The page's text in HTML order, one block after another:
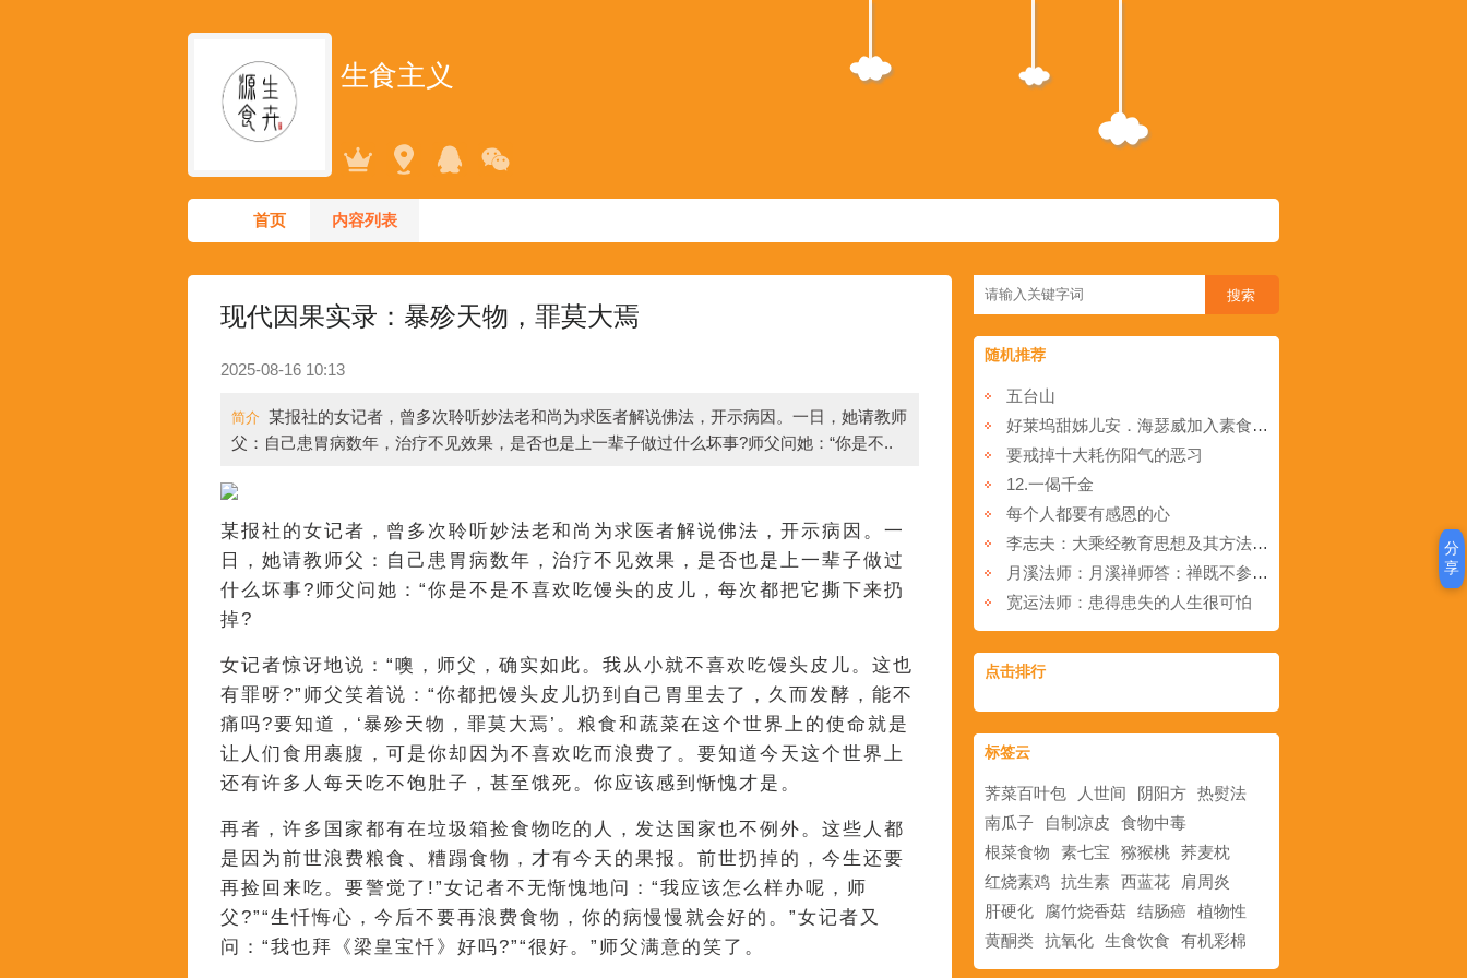
生食主义
首页 内容列表
现代因果实录：暴殄天物，罪莫大焉
2025-08-16 10:13
简介 某报社的女记者，曾多次聆听妙法老和尚为求医者解说佛法，开示病因。一日，她请教师
父：自己患胃病数年，治疗不见效果，是否也是上一辈子做过什么坏事?师父问她：“你是不..
某报社的女记者，曾多次聆听妙法老和尚为求医者解说佛法，开示病因。一
日，她请教师父：自己患胃病数年，治疗不见效果，是否也是上一辈子做过
什么坏事?师父问她：“你是不是不喜欢吃馒头的皮儿，每次都把它撕下来扔
掉?
女记者惊讶地说：“噢，师父，确实如此。我从小就不喜欢吃馒头皮儿。这也
有罪呀?”师父笑着说：“你都把馒头皮儿扔到自己胃里去了，久而发酵，能不
痛吗?要知道，‘暴殄天物，罪莫大焉’。粮食和蔬菜在这个世界上的使命就是
让人们食用裹腹，可是你却因为不喜欢吃而浪费了。要知道今天这个世界上
还有许多人每天吃不饱肚子，甚至饿死。你应该感到惭愧才是。
再者，许多国家都有在垃圾箱捡食物吃的人，发达国家也不例外。这些人都
是因为前世浪费粮食、糟蹋食物，才有今天的果报。前世扔掉的，今生还要
再捡回来吃。要警觉了!”女记者不无惭愧地问：“我应该怎么样办呢，师
父?”“生忏悔心，今后不要再浪费食物，你的病慢慢就会好的。”女记者又
问：“我也拜《梁皇宝忏》好吗?”“很好。”师父满意的笑了。
随机推荐
五台山
好莱坞甜姊儿安．海瑟威加入素食行列
要戒掉十大耗伤阳气的恶习
12.一偈千金
每个人都要有感恩的心
李志夫：大乘经教育思想及其方法之研究
月溪法师：月溪禅师答：禅既不参，佛又不念，必定堕落，那有天生的释迦、自然的弥勒。照我解释，是否？
宽运法师：患得患失的人生很可怕
点击排行
标签云
荠菜百叶包 人世间 阴阳方 热熨法
南瓜子
自制凉皮
食物中毒
根菜食物
素七宝 猕猴桃 荞麦枕
红烧素鸡 抗生素 西蓝花
肩周炎
肝硬化
腐竹烧香菇 结肠癌 植物性
黄酮类 抗氧化 生食饮食 有机彩棉
分
享